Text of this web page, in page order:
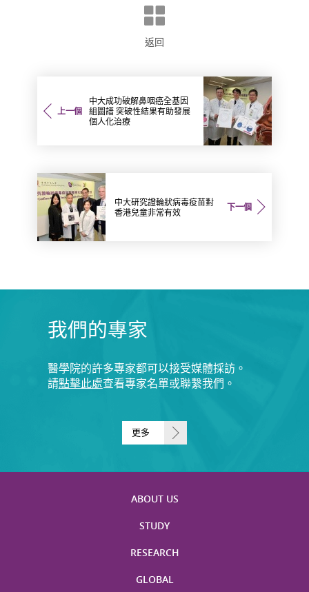
返回
上一個
中大成功破解鼻咽癌全基因
組圖譜 突破性結果有助發展
個人化治療
下一個
中大研究證輪狀病毒疫苗對
香港兒童非常有效
我們的專家
醫學院的許多專家都可以接受媒體採訪。
請點擊此處查看專家名單或聯繫我們。
更多
ABOUT US
STUDY
RESEARCH
GLOBAL